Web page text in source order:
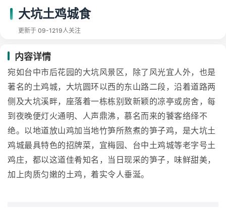
大坑土鸡城食
更新于 09-1219人关注
内容详情
宛如台中市后花园的大坑风景区，除了风光宜人外，也是
著名的土鸡城，大坑圆环以西的东山路二段，沿着道路两
侧及大坑溪畔，座落着一栋栋别致新颖的凉亭或房舍，每
到夜晚便灯火通明、人声鼎沸，慕名而来的饕客络绎不
绝。以地道放山鸡加当地竹笋所熬煮的笋子鸡，是大坑土
鸡城最具特色的招牌菜，宜梅园、台中土鸡城等老字号土
鸡庄，都以这道佳肴知名，当日现采的笋子，味鲜甜美，
加上肉质匀嫩的土鸡，着实令人垂涎。